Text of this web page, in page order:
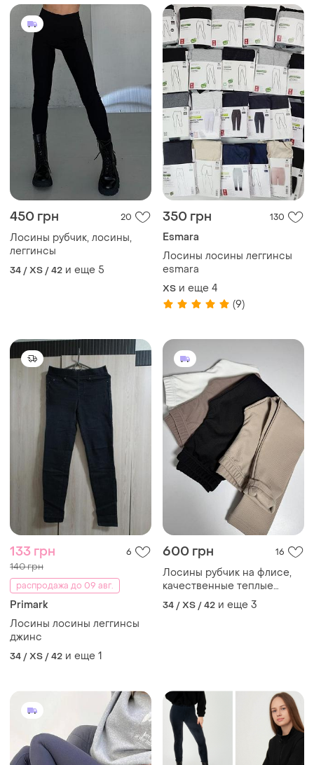
450 грн 20
Лосины рубчик, лосины,
леггинсы
34 / XS / 42 и еще 5
350 грн 130
Esmara
Лосины лосины леггинсы
esmara
ХS и еще 4
(9)
133 грн 6
140 грн
распродажа до 09 авг.
Primark
Лосины лосины леггинсы
джинс
34 / XS / 42 и еще 1
600 грн 16
Лосины рубчик на флисе,
качественные теплые
лосины рубчик, утепленные
флисом леггинсы
34 / XS / 42 и еще 3